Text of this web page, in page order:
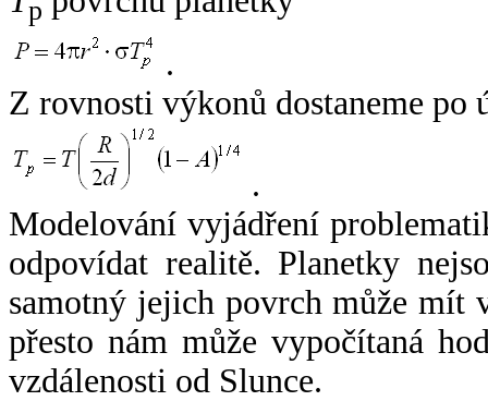
p
.
Z rovnosti výkonů dostaneme po
.
Modelování vyjádření
odpovídat realitě. Planetky
samotný jejich povrch může mít
přesto nám může vypočítaná
vzdálenosti od Slunce.